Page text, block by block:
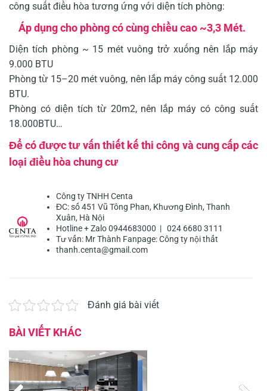
công suất điều hòa tương ứng với diện tích phòng:
Áp dụng cho phòng có cùng chiều cao ~3,3 Mét.
Diện tích phòng ~ 15 mét vuông trở xuống nên lắp máy
9.000 BTU
Phòng từ 15–20 mét vuông, nên lắp máy công suất 12.000
BTU.
Phòng có diện tích từ 20m2, nên lắp máy có công suất
18.000BTU…
Để có được tư vấn thiết kế thi công và cung cấp các
loại điều hòa chung cư
Công ty TNHH Centa
ĐC: số 451 Vũ Tông Phan, Khương Đình, Thanh
Xuân, Hà Nội
Hotline + Zalo 0944683000 | 024 6680 3111
Tư vấn: Mr Thành Fanpage:Công ty nội thất
thanh.centa@gmail.com
Đánh giá bài viết
BÀI VIẾT KHÁC